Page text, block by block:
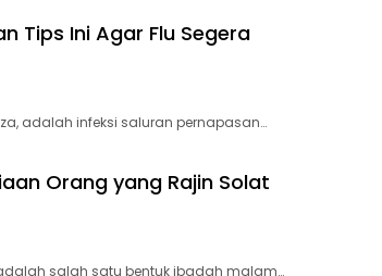
Tips Ini Agar Flu Segera
adalah infeksi saluran pernapasan…
Orang yang Rajin Solat
adalah salah satu bentuk ibadah malam…